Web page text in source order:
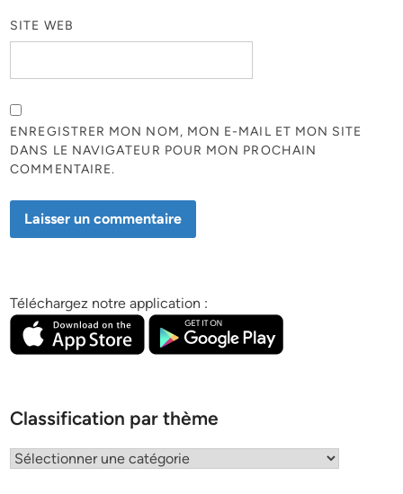
SITE WEB
ENREGISTRER MON NOM, MON E-MAIL ET MON SITE
DANS LE NAVIGATEUR POUR MON PROCHAIN
COMMENTAIRE.
Téléchargez notre application :
Classification par thème
Classification